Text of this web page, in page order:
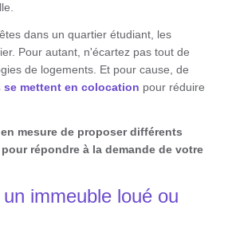
dans un quartier étudiant, les
Pour autant, n'écartez pas tout de
de logements. Et pour cause, de
mettent en colocation pour réduire
mesure de proposer différents
répondre à la demande de votre
immeuble loué ou